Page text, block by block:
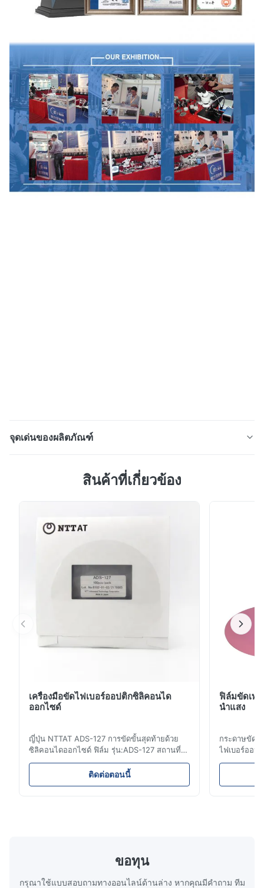
จุดเด่นของผลิตภัณฑ์
บัฟเฟอร์ยาวและเครื่องตัดสายเคเบิลลวดสลิง ชุดเครื่องมือ
การถอดปลอกสายเคเบิลและการประกบฟิวชั่น ประกอบด้วย
สินค้าที่เกี่ยวข้อง
เครื่องมือขัดไฟเบอร์ออปติกซิลิคอนได
ออกไซด์
ญี่ปุ่น NTTAT ADS-127 การขัดขั้นสุดท้ายด้วย
ซิลิคอนไดออกไซด์ ฟิล์ม รุ่น:ADS-127 สถานที่
กำเนิด:ญี่ปุ่น รายละเอียดโดยย่อ ● พ่นอนุภาค
อย่างสม่ำเสมอบนพื้นผิวเคลือบ ● ความเข้มและ
ความยืดหยุ่นที่ดี เหมาะสำหรับการขัดในแง่มุม
ติดต่อตอนนี้
ฟิล์มขัดเพช
นำแสง
กระดาษขัด
ไฟเบอร์ออป
ใยแก้วนำแส
ความยืดหยุ่น
ขอทุน
กรุณาใช้แบบสอบถามทางออนไลน์ด้านล่าง หากคุณมีคําถาม ทีม